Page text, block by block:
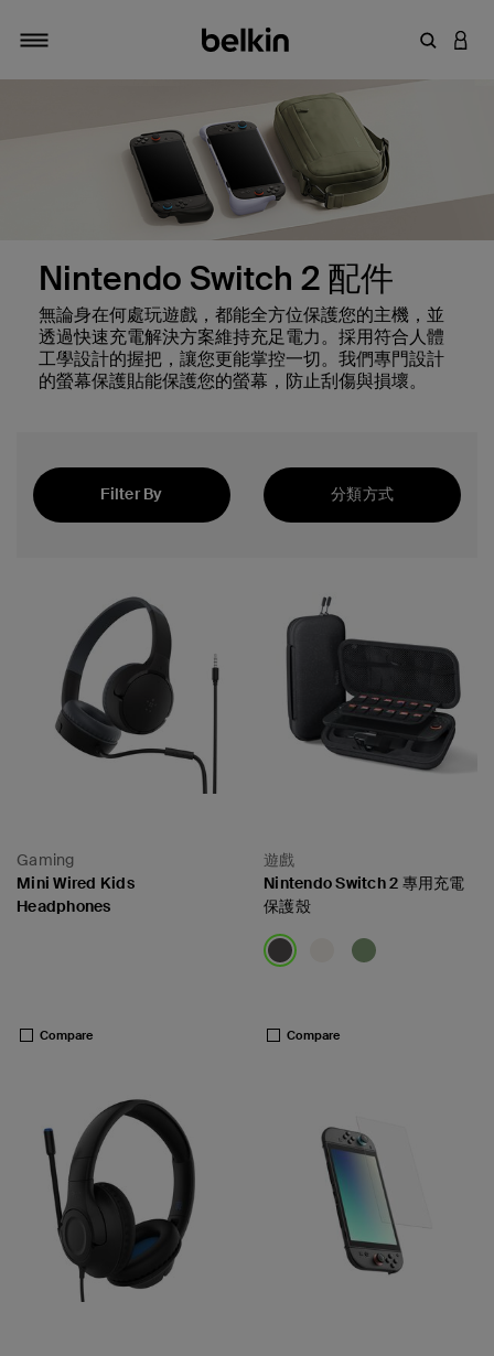
切換瀏覽方式
輸入關鍵
登入
Nintendo Switch 2 配件
無論身在何處玩遊戲，都能全方位保護您的主機，並
透過快速充電解決方案維持充足電力。採用符合人體
工學設計的握把，讓您更能掌控一切。我們專門設計
的螢幕保護貼能保護您的螢幕，防止刮傷與損壞。
Filter By
分類方式
Gaming
Mini Wired Kids
Headphones
Compare
遊戲
Nintendo Switch 2 專用充電
保護殼
Compare